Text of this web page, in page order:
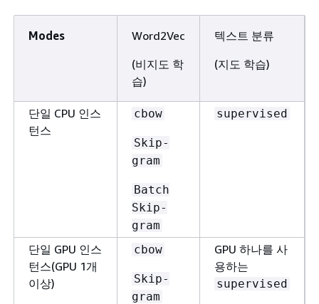
Modes
Word2Vec
(비지도 학
습)
텍스트 분류
(지도 학습)
단일 CPU 인스
턴스
cbow
Skip-
gram
Batch
Skip-
gram
supervised
단일 GPU 인스
턴스(GPU 1개
이상)
cbow
Skip-
gram
GPU 하나를 사
용하는
supervised